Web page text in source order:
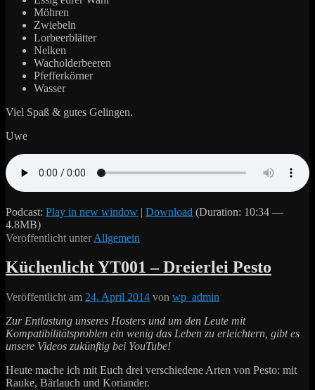
Möhren
Zwiebeln
Lorbeerblätter
Nelken
Wacholderbeeren
Pfefferkörner
Wasser
Viel Spaß & gutes Gelingen.
Uwe
Podcast: Play in new window | Download (Duration: 10:34 —
4.8MB)
Veröffentlicht unter Allgemein
Küchenlicht YT001 – Dreierlei Pesto
Veröffentlicht am 24. April 2014 von wp_admin
Zur Entlastung unseres Hosters und um den Leute mit
Kompatibilitätsproblen ein wenig das Leben zu erleichtern, gibt es
unsere Videos zukünftig bei YouTube!
Heute mache ich mit Euch drei verschiedene Arten von Pesto: mit
Rauke, Bärlauch und Koriander.